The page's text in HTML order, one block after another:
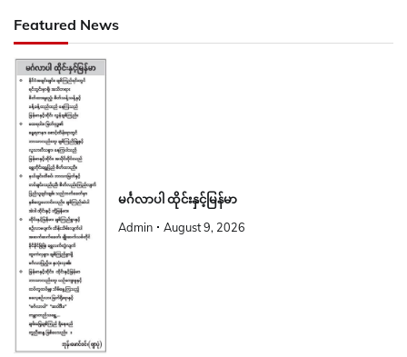
Featured News
မင်္ဂလာပါ ထိုင်းနှင့်မြန်မာ
Admin August 9, 2026